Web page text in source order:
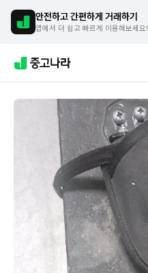
안전하고 간편하게 거래하기
앱에서 더 쉽고 빠르게 이용해보세요!